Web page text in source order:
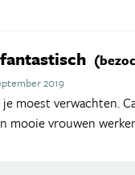
2019
moest verwachten.
mooie vrouwen